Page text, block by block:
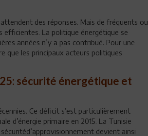
des réponses. Mais de fréquents ou
efficientes. La politique énergétique se
années n’y a pas contribué. Pour une
que les principaux acteurs politiques
sécurité énergétique et
Ce déficit s’est particulièrement
d’énergie primaire en 2015. La Tunisie
devient ainsi